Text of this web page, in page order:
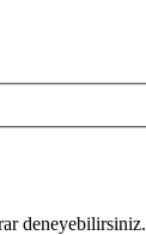
deneyebilirsiniz.